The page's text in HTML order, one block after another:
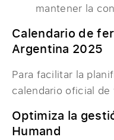
mantener la
Calendario de
Argentina 2025
Para facilitar la
calendario oficial
Optimiza la
Humand